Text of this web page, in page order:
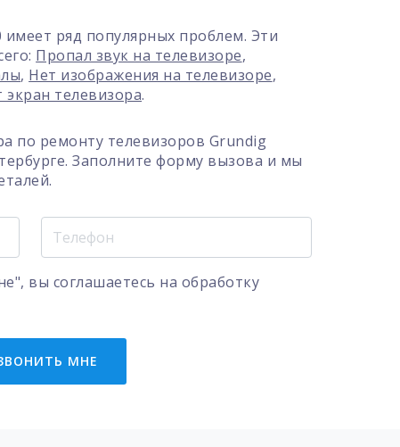
имеет ряд популярных проблем. Эти
Пропал звук на телевизоре,
, Нет изображения на телевизоре,
экран телевизора.
по ремонту телевизоров Grundig
Заполните форму вызова и мы
вы соглашаетесь на обработку
МНЕ